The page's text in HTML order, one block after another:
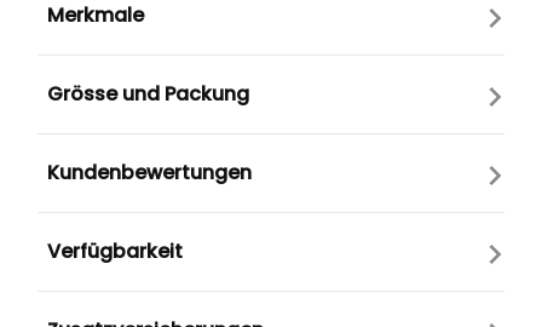
Merkmale
Grösse und Packung
Kundenbewertungen
Verfügbarkeit